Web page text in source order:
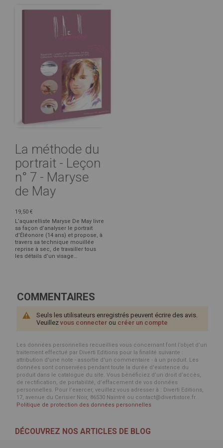
La méthode du
portrait - Leçon
n° 7 - Maryse
de May
19,50 €
L’aquarelliste Maryse De May livre
sa façon d’analyser le portrait
d’Éléonore (14 ans) et propose, à
travers sa technique mouillée
reprise à sec, de travailler tous
les détails d’un visage…
COMMENTAIRES
Seuls les utilisateurs enregistrés peuvent écrire des avis.
Veuillez vous connecter ou créer un compte
Les données personnelles recueillies vous concernant font l’objet d’un
traitement effectué par Diverti Editions pour la finalité suivante :
attribution d'une note - assortie d'un commentaire - à un produit. Les
données sont conservées pendant toute la durée d'existence du
produit dans le catalogue du site. Vous bénéficiez d’un droit d’accès,
de rectification, de portabilité, d’effacement de vos données
personnelles. Pour l’exercer, veuillez vous adresser à : Diverti Editions,
17, avenue du Cerisier Noir, 86530 Naintré ou contact@divertistore.fr.
Politique de protection des données personnelles
DÉCOUVREZ NOS ARTICLES DE BLOG